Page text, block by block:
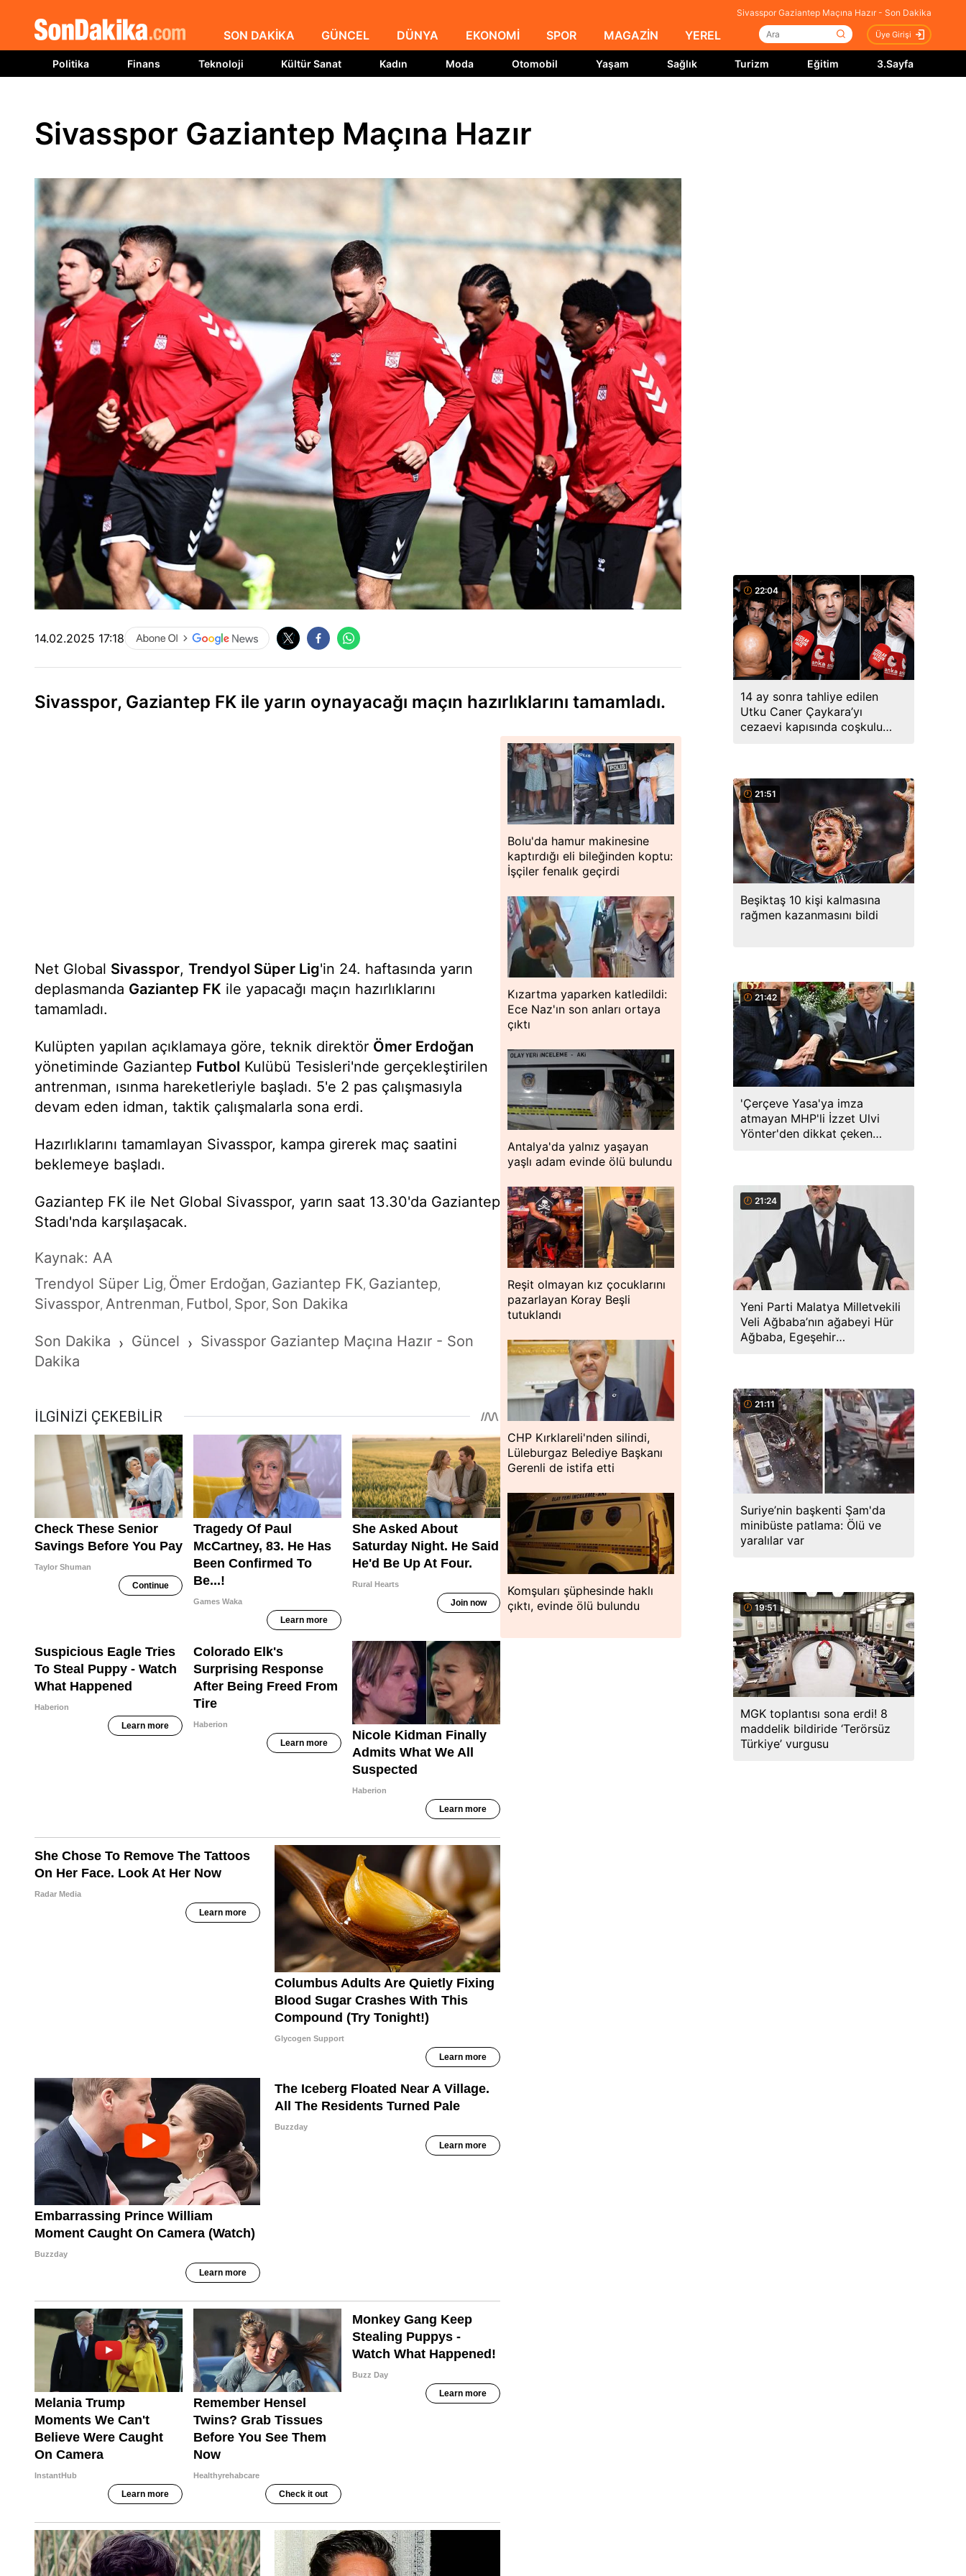
Sivasspor Gaziantep Maçına Hazır - Son Dakika
SON DAKİKA GÜNCEL DÜNYA EKONOMİ SPOR MAGAZİN YEREL Üye Girişi
Politika Finans Teknoloji Kültür Sanat Kadın Moda Otomobil Yaşam Sağlık Turizm Eğitim 3.Sayfa
Sivasspor Gaziantep Maçına Hazır
14.02.2025 17:18
Sivasspor, Gaziantep FK ile yarın oynayacağı maçın hazırlıklarını tamamladı.
Net Global Sivasspor, Trendyol Süper Lig'in 24. haftasında yarın
deplasmanda Gaziantep FK ile yapacağı maçın hazırlıklarını
tamamladı.
Kulüpten yapılan açıklamaya göre, teknik direktör Ömer Erdoğan
yönetiminde Gaziantep Futbol Kulübü Tesisleri'nde gerçekleştirilen
antrenman, ısınma hareketleriyle başladı. 5'e 2 pas çalışmasıyla
devam eden idman, taktik çalışmalarla sona erdi.
Hazırlıklarını tamamlayan Sivasspor, kampa girerek maç saatini
beklemeye başladı.
Gaziantep FK ile Net Global Sivasspor, yarın saat 13.30'da Gaziantep
Stadı'nda karşılaşacak.
Kaynak: AA
Trendyol Süper Lig, Ömer Erdoğan, Gaziantep FK, Gaziantep,
Sivasspor, Antrenman, Futbol, Spor, Son Dakika
Son Dakika › Güncel › Sivasspor Gaziantep Maçına Hazır - Son
Dakika
Bolu'da hamur makinesine
kaptırdığı eli bileğinden koptu:
İşçiler fenalık geçirdi
Kızartma yaparken katledildi:
Ece Naz'ın son anları ortaya
çıktı
Antalya'da yalnız yaşayan
yaşlı adam evinde ölü bulundu
Reşit olmayan kız çocuklarını
pazarlayan Koray Beşli
tutuklandı
CHP Kırklareli'nden silindi,
Lüleburgaz Belediye Başkanı
Gerenli de istifa etti
Komşuları şüphesinde haklı
çıktı, evinde ölü bulundu
22:04
14 ay sonra tahliye edilen
Utku Caner Çaykara’yı
cezaevi kapısında coşkulu
21:51
Beşiktaş 10 kişi kalmasına
rağmen kazanmasını bildi
21:42
'Çerçeve Yasa'ya imza
atmayan MHP'li İzzet Ulvi
Yönter'den dikkat çeken
21:24
Yeni Parti Malatya Milletvekili
Veli Ağbaba’nın ağabeyi Hür
Ağbaba, Egeşehir
21:11
Suriye’nin başkenti Şam'da
minibüste patlama: Ölü ve
yaralılar var
19:51
MGK toplantısı sona erdi! 8
maddelik bildiride ‘Terörsüz
Türkiye’ vurgusu